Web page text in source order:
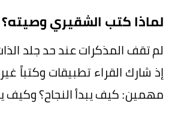
لماذا كتب الشقيري وصيته؟
لم تقف المذكرات عند حد جلد
إذ شارك القراء تطبيقات
مهمين: كيف يبدأ النجاح؟